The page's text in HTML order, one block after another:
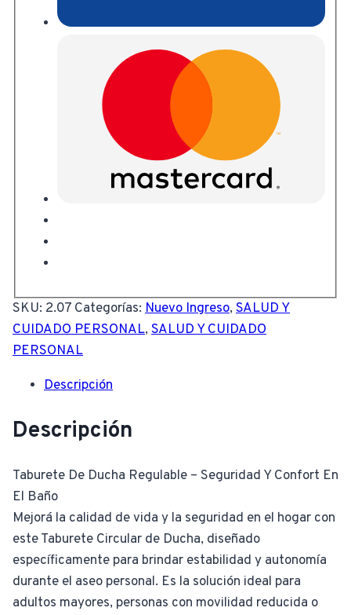
SKU: 2.07 Categorías: Nuevo Ingreso, SALUD Y
CUIDADO PERSONAL, SALUD Y CUIDADO
PERSONAL
Descripción
Descripción
Taburete De Ducha Regulable – Seguridad Y Confort En
El Baño
Mejorá la calidad de vida y la seguridad en el hogar con
este Taburete Circular de Ducha, diseñado
específicamente para brindar estabilidad y autonomía
durante el aseo personal. Es la solución ideal para
adultos mayores, personas con movilidad reducida o